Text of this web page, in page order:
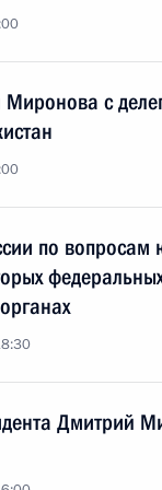
с
по вопросам
Дмитрий